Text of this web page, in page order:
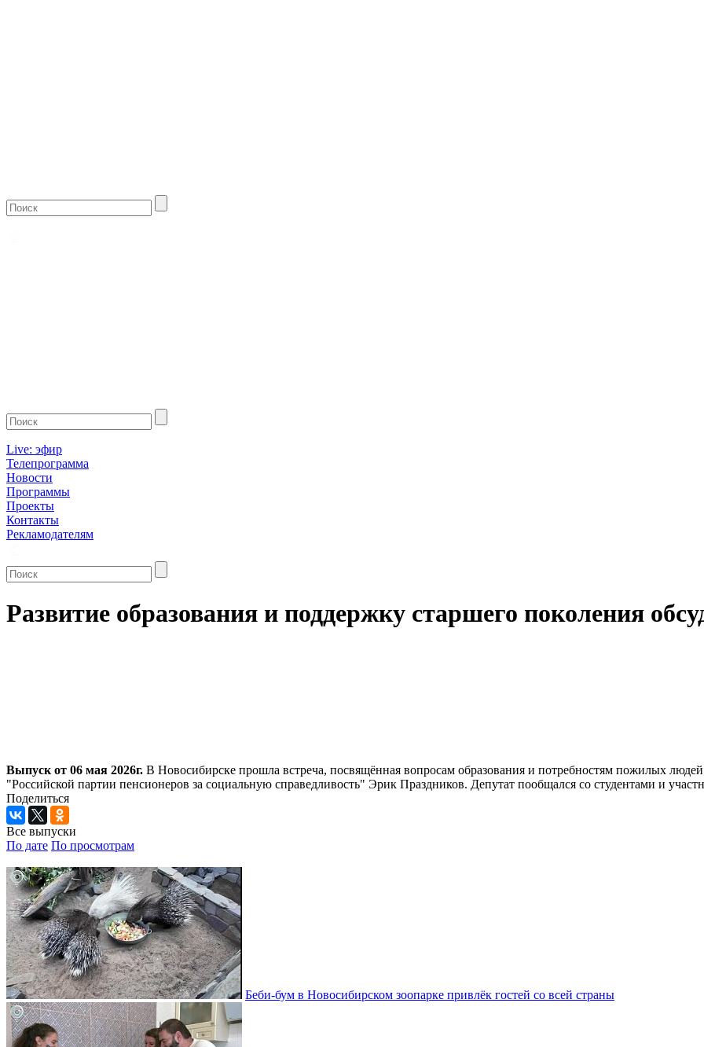
Live: эфир
Телепрограмма
Новости
Программы
Проекты
Контакты
Рекламодателям
Развитие образования и поддержку старшего поколения
Выпуск от 06 мая 2026г. В Новосибирске прошла встреча, посвящённая вопросам образования и потребностям пожилых
"Российской партии пенсионеров за социальную справедливость" Эрик Праздников. Депутат пообщался со студентами и
Поделиться
Все выпуски
По дате По просмотрам
Беби-бум в Новосибирском зоопарке привлёк гостей со всей страны